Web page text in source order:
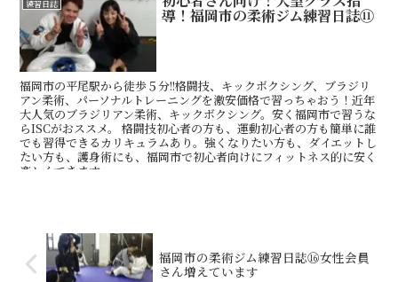
練習日誌
導！福岡市の柔術ジム練習日誌⑪
福岡市の平尾駅から徒歩５分!!格闘技、キックボクシング、ブラジリ
アン柔術、パーソナルトレーニングを激安価格で習っちゃおう！近年
大人気のブラジリアン柔術、キックボクシング。安く福岡市で習うな
らISCがおススメ。 格闘技初心者の方も、運動初心者の方も簡単に誰
でも習得できるカリキュラムあり。強くなりたい方も、ダイエットし
たい方も、護身術にも、福岡市で初心者向けにフィットネス的に安く
楽しくできます。
福岡市の柔術ジム練習日誌⑯女性会員
さん増えています